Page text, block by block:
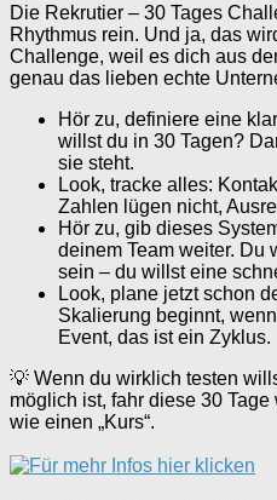
Die Rekrutier – 30 Tages
Rhythmus rein. Und ja, das
Challenge, weil es dich aus
genau das lieben echte
Hör zu, definiere eine
willst du in 30 Tagen?
sie steht.
Look, tracke alles:
Zahlen lügen nicht,
Hör zu, gib dieses
deinem Team weiter. Du
sein – du willst eine
Look, plane jetzt schon
Skalierung beginnt,
Event, das ist ein Zyklus.
💡 Wenn du wirklich testen
möglich ist, fahr diese 30
wie einen „Kurs“.